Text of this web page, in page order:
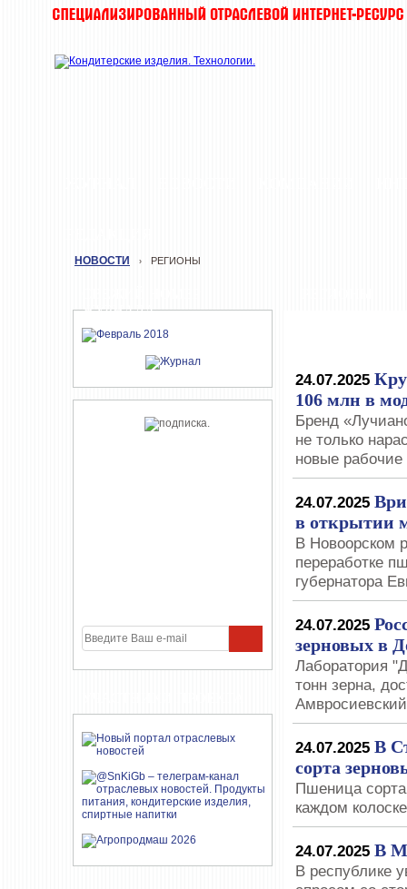
ЖУРНАЛА
НОВОСТИ › РЕГИОНЫ
24.07.2025
106 млн в
Бренд
не только
новые рабочие
24.07.2025
в открытии
В Новоорском
переработке
губернатора
24.07.2025
зерновых в
Лаборатория
тонн зерна,
24.07.2025 В
сорта
Пшеница
каждом
24.07.2025 В
В республике